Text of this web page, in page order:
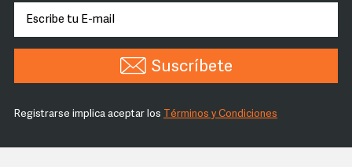
Suscríbete
Registrarse implica aceptar los Términos y Condiciones